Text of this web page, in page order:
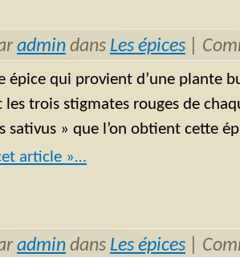
admin dans Les épices
épice qui provient d’une plante
trois stigmates rouges de
sativus » que l’on obtient cette
article »…
admin dans Les épices